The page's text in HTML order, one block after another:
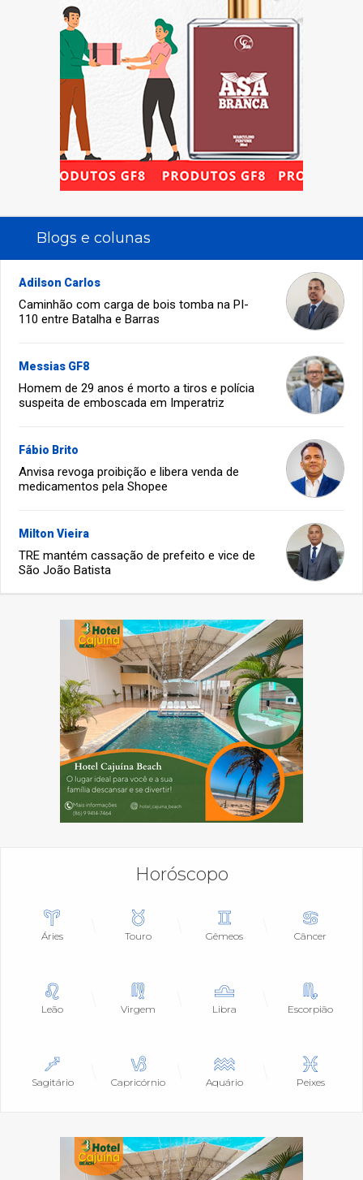
Blogs e colunas
Adilson Carlos
Caminhão com carga de bois tomba na PI-
110 entre Batalha e Barras
Messias GF8
Homem de 29 anos é morto a tiros e polícia
suspeita de emboscada em Imperatriz
Fábio Brito
Anvisa revoga proibição e libera venda de
medicamentos pela Shopee
Milton Vieira
TRE mantém cassação de prefeito e vice de
São João Batista
Horóscopo
Áries Touro Gêmeos Câncer
Leão Virgem Libra Escorpião
Sagitário Capricórnio Aquário Peixes